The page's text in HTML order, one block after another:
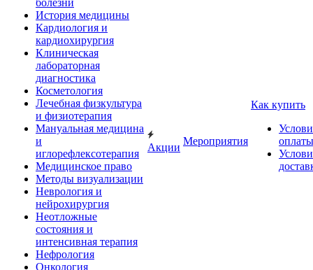
болезни
История медицины
Кардиология и
кардиохирургия
Клиническая
лабораторная
диагностика
Косметология
Лечебная физкультура
и физиотерапия
Мануальная медицина
и
иглорефлексотерапия
Медицинское право
Методы визуализации
Неврология и
нейрохирургия
Неотложные
состояния и
интенсивная терапия
Нефрология
Онкология
Акции
Мероприятия
Как купить
оплаты